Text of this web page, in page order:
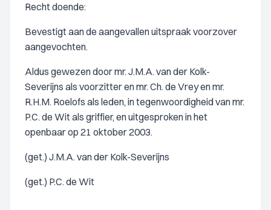
Recht doende:
Bevestigt aan de aangevallen uitspraak voorzover
aangevochten.
Aldus gewezen door mr. J.M.A. van der Kolk-
Severijns als voorzitter en mr. Ch. de Vrey en mr.
R.H.M. Roelofs als leden, in tegenwoordigheid van mr.
P.C. de Wit als griffier, en uitgesproken in het
openbaar op 21 oktober 2003.
(get.) J.M.A. van der Kolk-Severijns
(get.) P.C. de Wit